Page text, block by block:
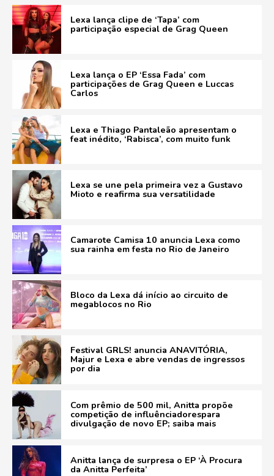
Lexa lança clipe de ‘Tapa’ com
participação especial de Grag Queen
Lexa lança o EP ‘Essa Fada’ com
participações de Grag Queen e Luccas
Carlos
Lexa e Thiago Pantaleão apresentam o
feat inédito, ‘Rabisca’, com muito funk
Lexa se une pela primeira vez a Gustavo
Mioto e reafirma sua versatilidade
Camarote Camisa 10 anuncia Lexa como
sua rainha em festa no Rio de Janeiro
Bloco da Lexa dá início ao circuito de
megablocos no Rio
Festival GRLS! anuncia ANAVITÓRIA,
Majur e Lexa e abre vendas de ingressos
por dia
Com prêmio de 500 mil, Anitta propõe
competição de influênciadorespara
divulgação de novo EP; saiba mais
Anitta lança de surpresa o EP ‘À Procura
da Anitta Perfeita’